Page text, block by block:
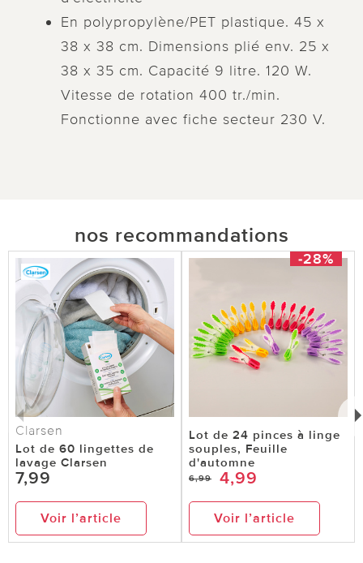
En polypropylène/PET plastique. 45 x
38 x 38 cm. Dimensions plié env. 25 x
38 x 35 cm. Capacité 9 litre. 120 W.
Vitesse de rotation 400 tr./min.
Fonctionne avec fiche secteur 230 V.
nos recommandations
Clarsen
Lot de 60 lingettes de
lavage Clarsen
7,99
Voir l’article
-28%
Lot de 24 pinces à linge
souples, Feuille
d'automne
6,99 4,99
Voir l’article